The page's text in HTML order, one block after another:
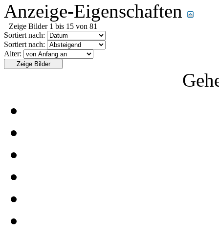
Anzeige-Eigenschaften
Zeige Bilder 1 bis 15 von 81
Sortiert nach:
Sortiert nach:
Alter: